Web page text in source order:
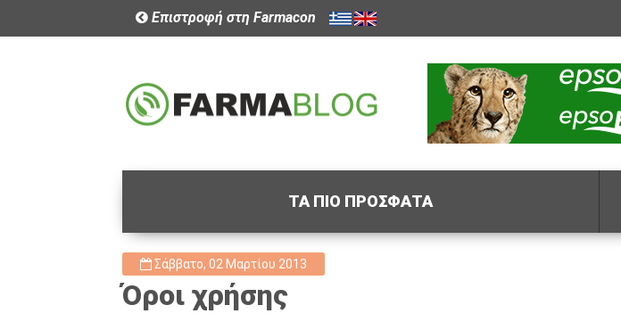
Επιστροφή στη Farmacon
ΤΑ ΠΙΟ ΠΡΟΣΦΑΤΑ
Σάββατο, 02 Μαρτίου 2013
Όροι χρήσης